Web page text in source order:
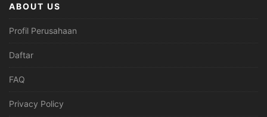
ABOUT US
Profil Perusahaan
Daftar
FAQ
Privacy Policy